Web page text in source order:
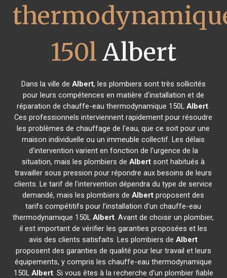
150l Albert
Dans la ville de Albert, les plombiers sont très sollicités
pour leurs compétences en matière d'installation et de
réparation de chauffe-eau thermodynamique 150LAlbert.
Ces professionnels interviennent rapidement pour résoudre
les problèmes de chauffage de l'eau, que ce soit pour une
maison individuelle ou un immeuble collectif. Les délais
d'intervention varient en fonction de l'urgence de la
situation, mais les plombiers deAlbert sont habitués à
travailler sous pression pour répondre aux besoins de leurs
clients. Le tarif de l'intervention dépendra du type de service
demandé, mais les plombiers deAlbert proposent des
tarifs compétitifs pour l'installation d'un chauffe-eau
thermodynamique 150LAlbert. Avant de choisir un plombier,
il est important de vérifier les garanties proposées et les
avis des clients satisfaits. Les plombiers deAlbert
proposent des garanties de qualité pour leur travail et leurs
équipements, y compris les chauffe-eau thermodynamique
150L Albert. Si vous êtes à la recherche d'un plombier fiable